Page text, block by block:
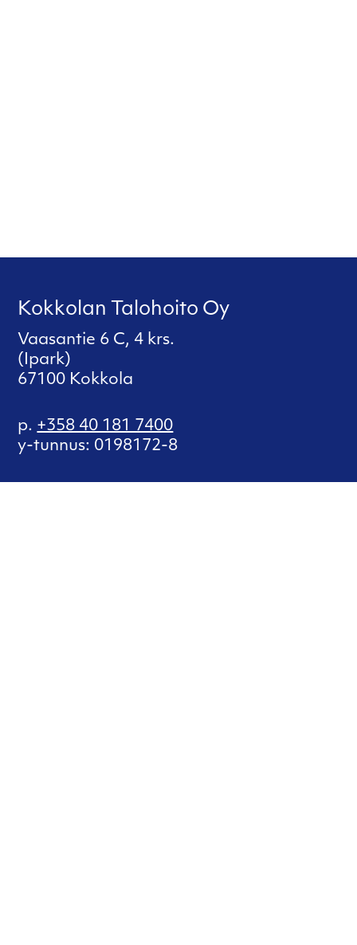
Kokkolan Talohoito Oy
Vaasantie 6 C, 4 krs.
(Ipark)
67100 Kokkola
p. +358 40 181 7400
y-tunnus: 0198172-8